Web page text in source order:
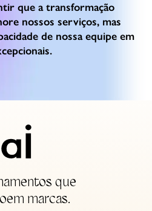
que a transformação
nossos serviços, mas
de nossa equipe em
que
marcas.